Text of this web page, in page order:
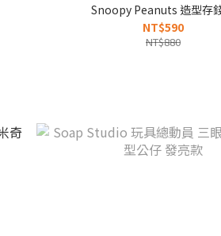
Snoopy Peanuts 造型存
NT$590
NT$880